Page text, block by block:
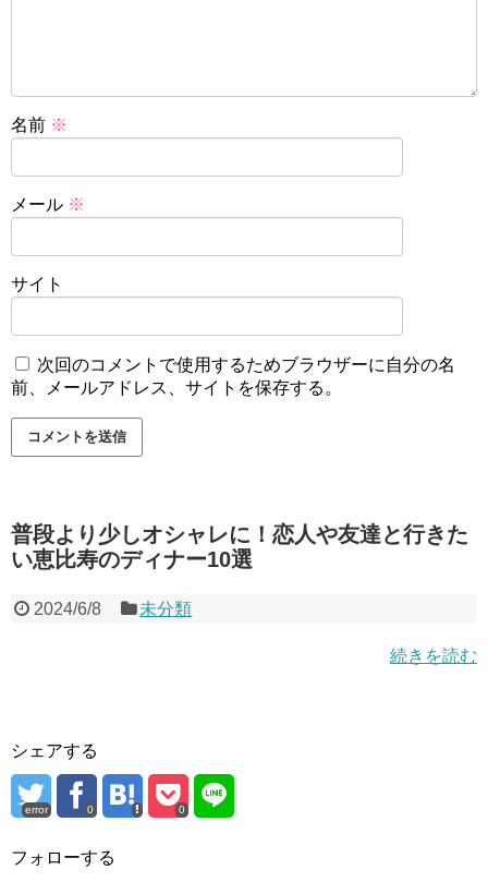
名前 ※
メール ※
サイト
次回のコメントで使用するためブラウザーに自分の名
前、メールアドレス、サイトを保存する。
普段より少しオシャレに！恋人や友達と行きた
い恵比寿のディナー10選
2024/6/8 未分類
続きを読む
シェアする
error 0 0
フォローする